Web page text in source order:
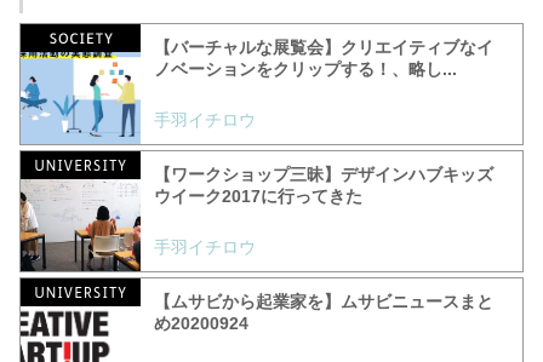
【バーチャルな展覧会】クリエイティブなイ
ノベーションをクリップする！、略し...
手羽イチロウ
【ワークショップ三昧】デザインハブキッズ
ウイーク2017に行ってきた
手羽イチロウ
【ムサビから起業家を】ムサビニュースまと
め20200924